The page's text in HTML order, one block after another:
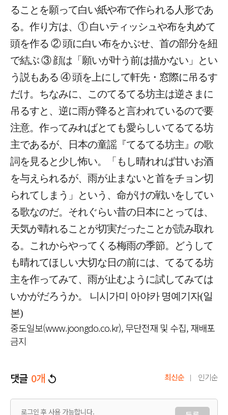
ることを願って白い紙や布で作られる人形であ
る。作り方は、① 白いティッシュや布を丸めて
頭を作る ② 頭に白い布をかぶせ、首の部分を紐
で結ぶ ③ 顔は「願いが叶う前は描かない」とい
う説もある ④ 頭を上にして軒先・窓際に吊るす
だけ。ちなみに、このてるてる坊主は逆さまに
吊るすと、逆に雨が降ると言われているので要
注意。作ってみればとても愛らしいてるてる坊
主であるが、日本の童謡『てるてる坊主』の歌
詞を見ると少し怖い。「もし晴れれば甘いお酒
を与えられるが、雨が止まないと首をチョン切
られてしまう」という、命がけの戦いをしてい
る歌なのだ。それぐらい昔の日本にとっては、
天気が晴れることが切実だったことが読み取れ
る。これからやってくる梅雨の季節。どうして
も晴れてほしい大切な日の前には、てるてる坊
主を作ってみて、雨が止むように試してみては
いかがだろうか。 니시가미 아야카 명예기자(일
본)
중도일보(www.joongdo.co.kr), 무단전재 및 수집, 재배포
금지
댓글 0개 최신순 인기순